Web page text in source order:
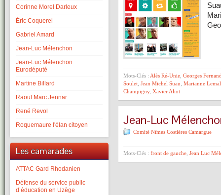
Corinne Morel Darleux
Éric Coquerel
Gabriel Amard
Jean-Luc Mélenchon
Jean-Luc Mélenchon
Eurodéputé
Martine Billard
Raoul Marc Jennar
René Revol
Roquemaure l'élan citoyen
Les camarades
ATTAC Gard Rhodanien
Défense du service public
d’éducation en Uzège
Mots-Clés : Alès Ré-Unie Georges
Soulet Jean Michel Suau Marianne Lemal
Champigny, Xavier Aliot
Jean-Luc
Comité Nîmes Costières Camargue
Mots-Clés : front de gauche Jean Luc